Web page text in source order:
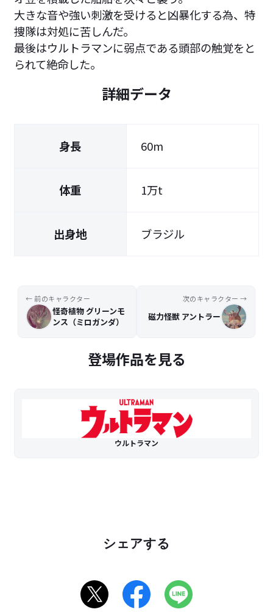
大きな音や強い刺激を受けると凶暴化する為、特
捜隊は対処に苦しんだ。
最後はウルトラマンに弱点である頭部の触覚をと
られて絶命した。
詳細データ
身長 60m
体重 1万t
出身地 ブラジル
← 前のキャラクター
怪奇植物 グリーンモ
ンス（ミロガンダ）
次のキャラクター →
磁力怪獣 アントラー
登場作品を見る
ウルトラマン
シェアする